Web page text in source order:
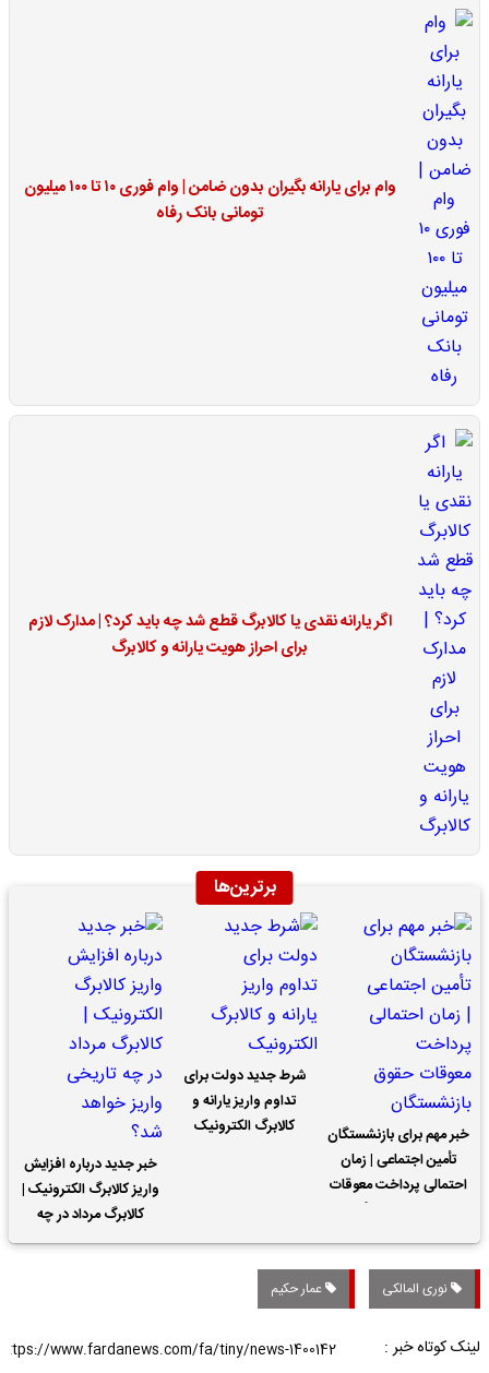
وام برای یارانه بگیران بدون ضامن | وام فوری ۱۰ تا ۱۰۰ میلیون
تومانی بانک رفاه
اگر یارانه نقدی یا کالابرگ قطع شد چه باید کرد؟ | مدارک لازم
برای احراز هویت یارانه و کالابرگ
برترین‌ها
خبر مهم برای بازنشستگان
تأمین اجتماعی | زمان
احتمالی پرداخت معوقات
شرط جدید دولت برای
تداوم واریز یارانه و
کالابرگ الکترونیک
خبر جدید درباره افزایش
واریز کالابرگ الکترونیک |
کالابرگ مرداد در چه
تاریخی واریز خواهد شد؟
نوری المالکی عمار حکیم
لینک کوتاه خبر :